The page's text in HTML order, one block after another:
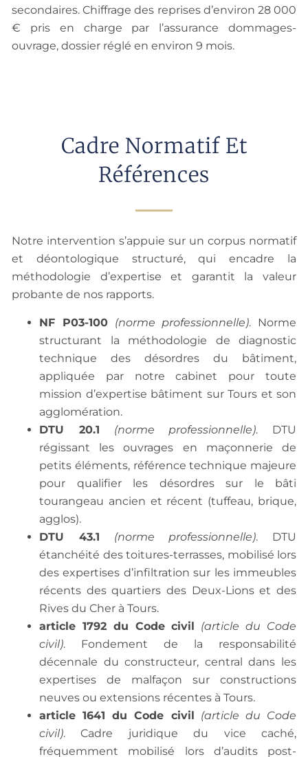
secondaires. Chiffrage des reprises d’environ 28 000
€ pris en charge par l’assurance dommages-
ouvrage, dossier réglé en environ 9 mois.
Cadre Normatif Et
Références
Notre intervention s’appuie sur un corpus normatif
et déontologique structuré, qui encadre la
méthodologie d’expertise et garantit la valeur
probante de nos rapports.
NF P03-100 (norme professionnelle). Norme
structurant la méthodologie de diagnostic
technique des désordres du bâtiment,
appliquée par notre cabinet pour toute
mission d’expertise bâtiment sur Tours et son
agglomération.
DTU 20.1
(norme professionnelle). DTU
régissant les ouvrages en maçonnerie de
petits éléments, référence technique majeure
pour qualifier les désordres sur le bâti
tourangeau ancien et récent (tuffeau, brique,
agglos).
DTU 43.1
(norme professionnelle). DTU
étanchéité des toitures-terrasses, mobilisé lors
des expertises d’infiltration sur les immeubles
récents des quartiers des Deux-Lions et des
Rives du Cher à Tours.
article 1792 du Code civil (article du Code
civil). Fondement de la responsabilité
décennale du constructeur, central dans les
expertises de malfaçon sur constructions
neuves ou extensions récentes à Tours.
article 1641 du Code civil (article du Code
civil). Cadre juridique du vice caché,
fréquemment mobilisé lors d’audits post-